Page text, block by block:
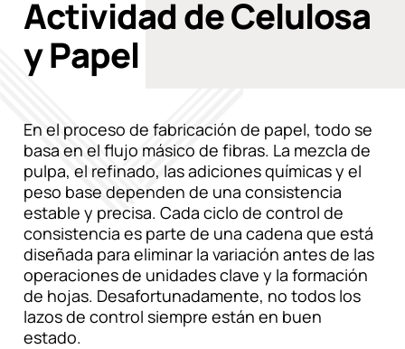
Actividad de Celulosa
y Papel
En el proceso de fabricación de papel, todo se
basa en el flujo másico de fibras. La mezcla de
pulpa, el refinado, las adiciones químicas y el
peso base dependen de una consistencia
estable y precisa. Cada ciclo de control de
consistencia es parte de una cadena que está
diseñada para eliminar la variación antes de las
operaciones de unidades clave y la formación
de hojas. Desafortunadamente, no todos los
lazos de control siempre están en buen
estado.